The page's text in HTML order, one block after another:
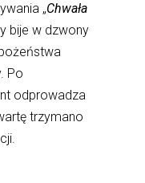
„Chwała
bije w dzwony
Po
odprowadza
trzymano